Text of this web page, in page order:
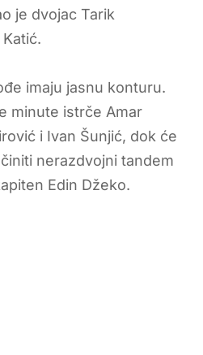
je dvojac Tarik
imaju jasnu konturu.
minute istrče Amar
i Ivan Šunjić, dok će
nerazdvojni tandem
Edin Džeko.